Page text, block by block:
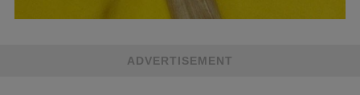
ADVERTISEMENT